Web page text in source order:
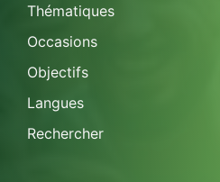
Thématiques
Occasions
Objectifs
Langues
Rechercher